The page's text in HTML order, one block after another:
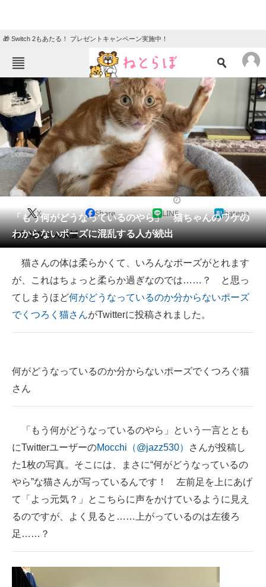
🎁 Switch 2もあたる！ プレゼントキャンペーン実施中！
ねとらぼメニュー
TOP ニュース
エンタメ クイズ
グルメ 地域
住まい 教育・育児
動物 リサーチ
会員記事
メディア
注目記事を集めた総合ページ
ITの今と未来を見通す
スマホと通信の最新トレンド
好きが集まる 比べて選べる
企業ITのトレンドを詳説
経営リーダーのコミュニティ
マーケ×ITの今がよく分かる
ITエンジニア向け専門サイト
IT製品の技術・比較・事例
「もう何がどうなっているのやら」 猫ちゃんのワケの
わからないポーズに混乱する人が続出
X Share LINE hatena
超軟体猫さん爆誕……！
猫さんの体は柔らかくて、いろんなポーズがとれます
が、これはちょっと柔らか過ぎなのでは……？ と思っ
てしまうほど何がどうなっているのか分からないポーズ
でくつろく猫さんがTwitterに投稿されました。
何がどうなっているのか分からないポーズでくつろぐ猫
さん
「もう何がどうなっているのやら」という一言ととも
にTwitterユーザーのMocchi（@jazz530）
さんが投稿し
た1枚の写真。そこには、まさに“何がどうなっているの
やら”な猫さんが写っているんです！ 左前足を上にあげ
て「よっ元気？」とこちらに声をかけているように見え
るのですが、よく見ると……上がっているのは左後ろ
足……？